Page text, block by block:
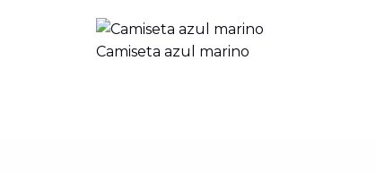
Camiseta azul marino